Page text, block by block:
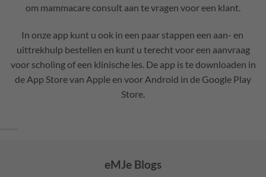
om mammacare consult aan te vragen voor een klant.
In onze app kunt u ook in een paar stappen een aan- en
uittrekhulp bestellen en kunt u terecht voor een aanvraag
voor scholing of een klinische les. De app is te downloaden in
de App Store van Apple en voor Android in de Google Play
Store.
eMJe Blogs